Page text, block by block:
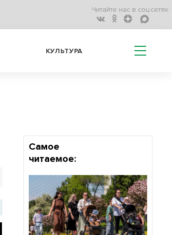
Читайте нас в соц.сетях:
КУЛЬТУРА
Самое
читаемое: